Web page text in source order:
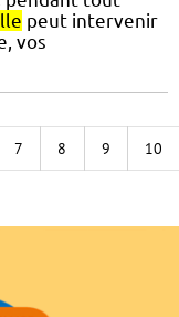
peut intervenir
vos
7 8 9 10